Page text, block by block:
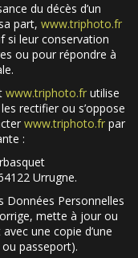
du décès d’un
part, www.triphoto.fr
si leur conservation
ou pour répondre à
www.triphoto.frutilise
rectifier ou s’oppose
www.triphoto.frpar
:
Urrugne.
Données Personnelles
mette à jour ou
une copie d’une
ou passeport).